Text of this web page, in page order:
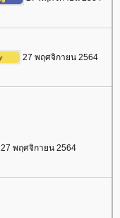
27 พฤศจิกายน 2564
27 พฤศจิกายน 2564